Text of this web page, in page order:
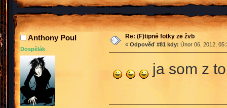
Anthony Poul
Dospělák
Re: (F)tipné fotky ze žvb
« Odpověď #81 kdy: Únor 06, 2012,
ja som z